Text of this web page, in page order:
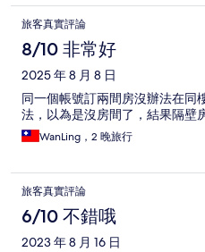
旅客真實評論
8/10 非常好
2025 年 8 月 8 日
同一個帳號訂兩間房沒辦法在同
法，以為是沒房間了，結果隔壁
WanLing，2 晚旅行
旅客真實評論
6/10 不錯哦
2023 年 8 月 16 日